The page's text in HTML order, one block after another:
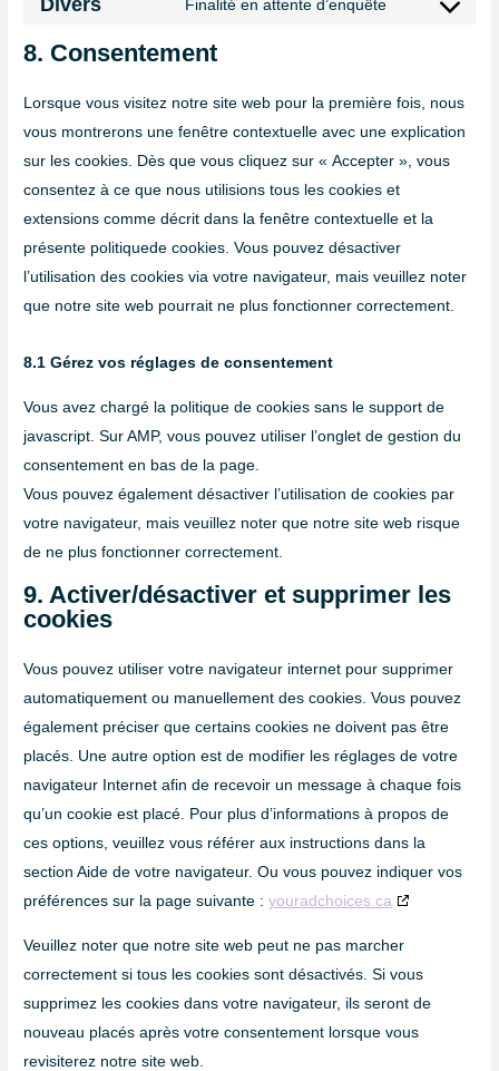
Finalité en attente d’enquête
8. Consentement
Lorsque vous visitez notre site web pour la première fois, nous
vous montrerons une fenêtre contextuelle avec une explication
sur les cookies. Dès que vous cliquez sur « Accepter », vous
consentez à ce que nous utilisions tous les cookies et
extensions comme décrit dans la fenêtre contextuelle et la
présente politiquede cookies. Vous pouvez désactiver
l’utilisation des cookies via votre navigateur, mais veuillez noter
que notre site web pourrait ne plus fonctionner correctement.
8.1 Gérez vos réglages de consentement
Vous avez chargé la politique de cookies sans le support de
javascript. Sur AMP, vous pouvez utiliser l’onglet de gestion du
consentement en bas de la page.
Vous pouvez également désactiver l’utilisation de cookies par
votre navigateur, mais veuillez noter que notre site web risque
de ne plus fonctionner correctement.
9. Activer/désactiver et supprimer les
cookies
Vous pouvez utiliser votre navigateur internet pour supprimer
automatiquement ou manuellement des cookies. Vous pouvez
également préciser que certains cookies ne doivent pas être
placés. Une autre option est de modifier les réglages de votre
navigateur Internet afin de recevoir un message à chaque fois
qu’un cookie est placé. Pour plus d’informations à propos de
ces options, veuillez vous référer aux instructions dans la
section Aide de votre navigateur. Ou vous pouvez indiquer vos
préférences sur la page suivante :youradchoices.ca
Veuillez noter que notre site web peut ne pas marcher
correctement si tous les cookies sont désactivés. Si vous
supprimez les cookies dans votre navigateur, ils seront de
nouveau placés après votre consentement lorsque vous
revisiterez notre site web.